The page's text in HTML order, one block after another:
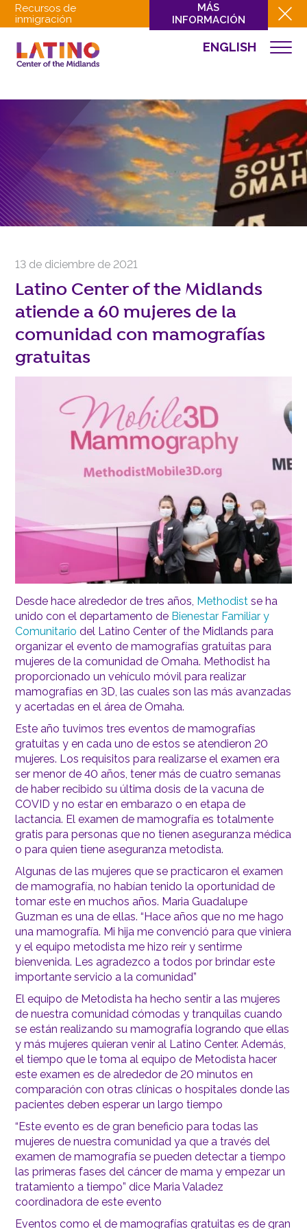
Recursos de
inmigración
MÁS
INFORMACIÓN
ENGLISH
QUIÉNES SOMOS
INVOLUCRARSE
EVENTOS
NOTICIAS
RECURSOS
NOTICIAS
13 de diciembre de 2021
Latino Center of the Midlands
atiende a 60 mujeres de la
comunidad con mamografías
gratuitas
Desde hace alrededor de tres años, Methodist se ha
unido con el departamento de Bienestar Familiar y
Comunitario del Latino Center of the Midlands para
organizar el evento de mamografías gratuitas para
mujeres de la comunidad de Omaha. Methodist ha
proporcionado un vehículo móvil para realizar
mamografías en 3D, las cuales son las más avanzadas
y acertadas en el área de Omaha.
Este año tuvimos tres eventos de mamografías
gratuitas y en cada uno de estos se atendieron 20
mujeres. Los requisitos para realizarse el examen era
ser menor de 40 años, tener más de cuatro semanas
de haber recibido su última dosis de la vacuna de
COVID y no estar en embarazo o en etapa de
lactancia. El examen de mamografía es totalmente
gratis para personas que no tienen aseguranza médica
o para quien tiene aseguranza metodista.
Algunas de las mujeres que se practicaron el examen
de mamografía, no habían tenido la oportunidad de
tomar este en muchos años. Maria Guadalupe
Guzman es una de ellas. “Hace años que no me hago
una mamografía. Mi hija me convenció para que viniera
y el equipo metodista me hizo reír y sentirme
bienvenida. Les agradezco a todos por brindar este
importante servicio a la comunidad”
El equipo de Metodista ha hecho sentir a las mujeres
de nuestra comunidad cómodas y tranquilas cuando
se están realizando su mamografía logrando que ellas
y más mujeres quieran venir al Latino Center. Además,
el tiempo que le toma al equipo de Metodista hacer
este examen es de alrededor de 20 minutos en
comparación con otras clínicas o hospitales donde las
pacientes deben esperar un largo tiempo
“Este evento es de gran beneficio para todas las
mujeres de nuestra comunidad ya que a través del
examen de mamografía se pueden detectar a tiempo
las primeras fases del cáncer de mama y empezar un
tratamiento a tiempo” dice Maria Valadez
coordinadora de este evento
Eventos como el de mamografías gratuitas es de gran